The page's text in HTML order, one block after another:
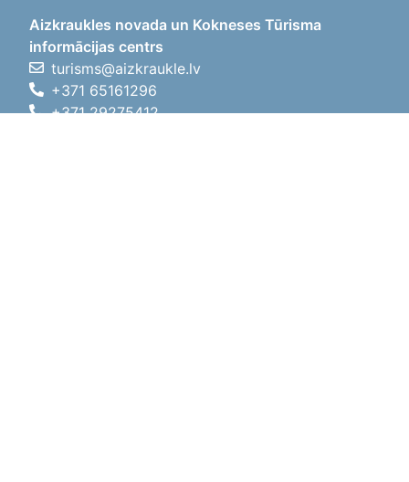
Aizkraukles novada un Kokneses Tūrisma
informācijas centrs
turisms@aizkraukle.lv
+371 65161296
+371 29275412